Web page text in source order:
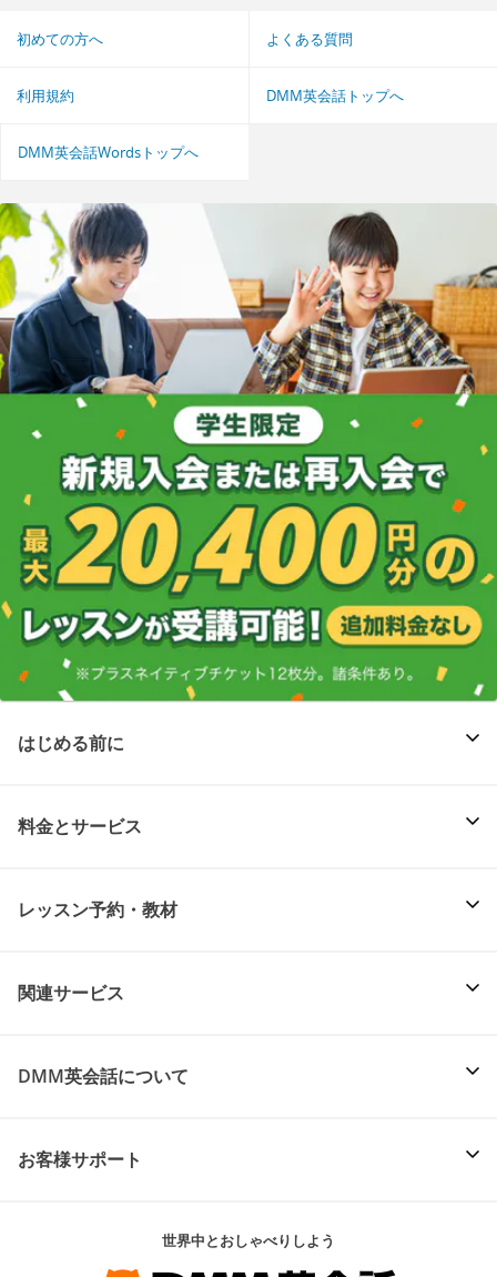
初めての方へ よくある質問
利用規約 DMM英会話トップへ
DMM英会話Wordsトップへ
はじめる前に
料金とサービス
レッスン予約・教材
関連サービス
DMM英会話について
お客様サポート
世界中とおしゃべりしよう